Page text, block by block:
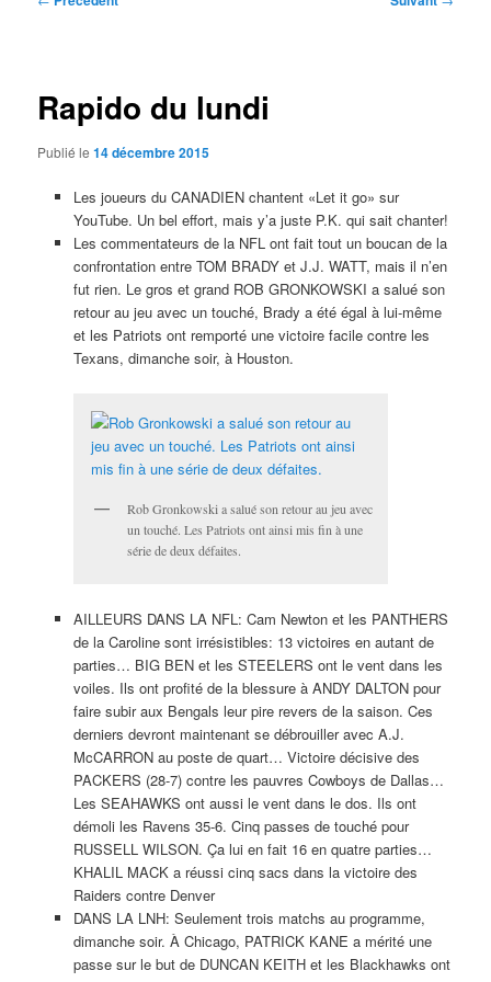
Rapido du lundi
Publié le14 décembre 2015
Les joueurs du CANADIEN chantent «Let it go» sur
YouTube. Un bel effort, mais y’a juste P.K. qui sait chanter!
Les commentateurs de la NFL ont fait tout un boucan de la
confrontation entre TOM BRADY et J.J. WATT, mais il n’en
fut rien. Le gros et grand ROB GRONKOWSKI a salué son
retour au jeu avec un touché, Brady a été égal à lui-même
et les Patriots ont remporté une victoire facile contre les
Texans, dimanche soir, à Houston.
Rob Gronkowski a salué son retour au jeu avec
un touché. Les Patriots ont ainsi mis fin à une
série de deux défaites.
AILLEURS DANS LA NFL: Cam Newton et les PANTHERS
de la Caroline sont irrésistibles: 13 victoires en autant de
parties… BIG BEN et les STEELERS ont le vent dans les
voiles. Ils ont profité de la blessure à ANDY DALTON pour
faire subir aux Bengals leur pire revers de la saison. Ces
derniers devront maintenant se débrouiller avec A.J.
McCARRON au poste de quart… Victoire décisive des
PACKERS (28-7) contre les pauvres Cowboys de Dallas…
Les SEAHAWKS ont aussi le vent dans le dos. Ils ont
démoli les Ravens 35-6. Cinq passes de touché pour
RUSSELL WILSON. Ça lui en fait 16 en quatre parties…
KHALIL MACK a réussi cinq sacs dans la victoire des
Raiders contre Denver
DANS LA LNH: Seulement trois matchs au programme,
dimanche soir. À Chicago, PATRICK KANE a mérité une
passe sur le but de DUNCAN KEITH et les Blackhawks ont